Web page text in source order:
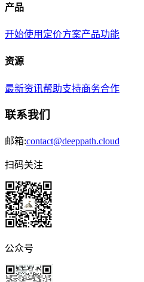
产品
开始使用 定价方案产品功能
资源
最新资讯帮助支持商务合作
联系我们
邮箱:contact@deeppath.cloud
扫码关注
公众号